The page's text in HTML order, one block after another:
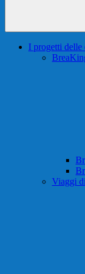
I progetti delle
Viaggi